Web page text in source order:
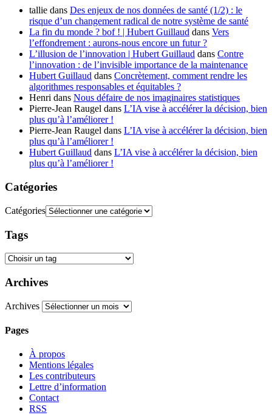
tallie dans Des enjeux de nos données de santé (1/2) : le
risque d’un changement radical de notre système de santé
La fin du monde ? bof ! | Hubert Guillaud dans Vers
l’effondrement : aurons-nous encore un futur ?
L’illusion de l’innovation | Hubert Guillaud dans Contre
l’innovation : de l’invisible importance de la maintenance
Hubert Guillaud dans Concrètement, comment rendre les
algorithmes responsables et équitables ?
Henri dans Nous défaire de nos imaginaires statistiques
Pierre-Jean Raugel dans L’IA vise à accélérer la décision, bien
plus qu’à l’améliorer !
Pierre-Jean Raugel dans L’IA vise à accélérer la décision, bien
plus qu’à l’améliorer !
Hubert Guillaud dans L’IA vise à accélérer la décision, bien
plus qu’à l’améliorer !
Catégories
Catégories
Tags
Archives
Archives
Pages
À propos
Mentions légales
Les contributeurs
Lettre d’information
Contact
RSS